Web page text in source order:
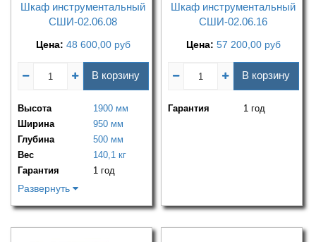
Шкаф инструментальный
СШИ-02.06.08
Цена: 48 600,00 руб
В корзину
Высота
1900 мм
Ширина
950 мм
Глубина
500 мм
Вес
140,1 кг
Гарантия
1 год
Развернуть
Шкаф инструментальный
СШИ-02.06.16
Цена: 57 200,00 руб
В корзину
Гарантия 1 год